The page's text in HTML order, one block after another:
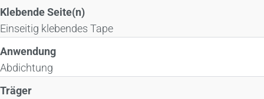
Klebende Seite(n)
Einseitig klebendes Tape
Anwendung
Abdichtung
Träger